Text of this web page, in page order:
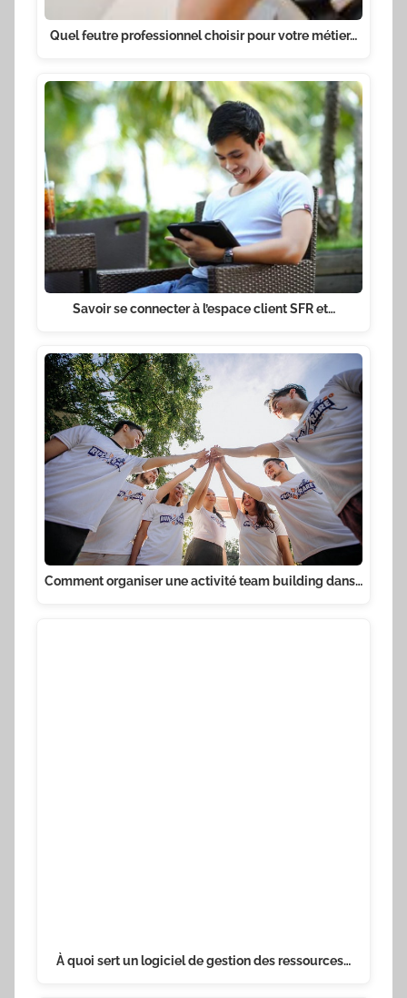
Quel feutre professionnel choisir pour votre métier…
Savoir se connecter à l’espace client SFR et…
Comment organiser une activité team building dans…